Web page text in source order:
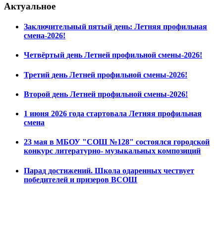
Актуальное
Заключительный пятый день: Летняя профильная
смена-2026!
Четвёртый день Летней профильной смены-2026!
Третий день Летней профильной смены-2026!
Второй день Летней профильной смены-2026!
1 июня 2026 года стартовала Летняя профильная
смена
23 мая в МБОУ "СОШ №128" состоялся городской
конкурс литературно- музыкальных композиций
Парад достижений. Школа одаренных чествует
победителей и призеров ВСОШ